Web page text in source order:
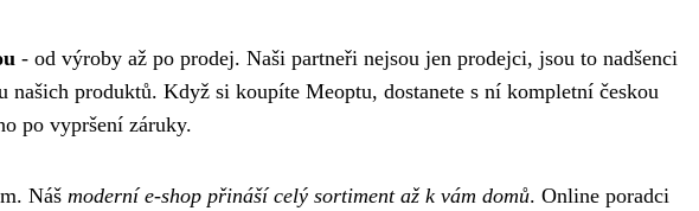
- od výroby až po prodej. Naši partneři nejsou jen prodejci, jsou to nadšenci
produktů. Když si koupíte Meoptu, dostanete s ní kompletní českou
po vypršení záruky.
Náš moderní e-shop přináší celý sortiment až k vám domů. Online poradci